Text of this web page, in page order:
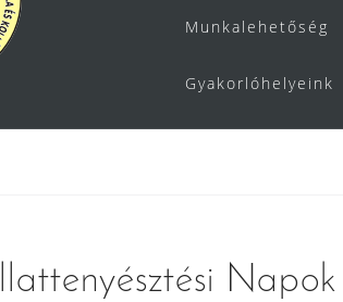
Munkalehetőség
Gyakorlóhelyeink
Napok